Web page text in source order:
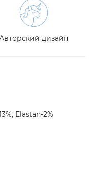
Авторский дизайн
Elastan-2%